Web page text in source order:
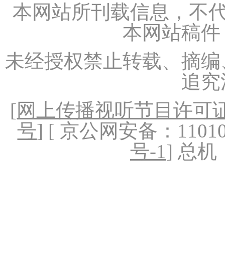
本网站所刊载信息，不
本网站稿
未经授权禁止转载、摘
追
[网上传播视听节目许可
号] [ 京公网安备：
号-1] 总机